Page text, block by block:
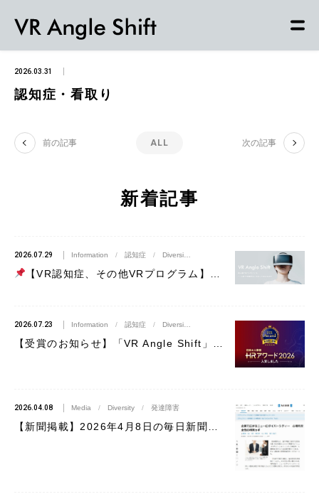
2026.03.31
認知症・看取り
前の記事 ALL 次の記事
新着記事
2026.07.29 Information / 認知症 / Diversity / MSP-k
【VR認知症、その他VRプログラム】まずは体験してみる ～オンライン事前体験会のご案内～
2026.07.23 Information / 認知症 / Diversity
【受賞のお知らせ】「VR Angle Shift」が「ＨＲアワード2026」プロフェッショナル部門に入賞しました
2026.04.08 Media / Diversity / 発達障害